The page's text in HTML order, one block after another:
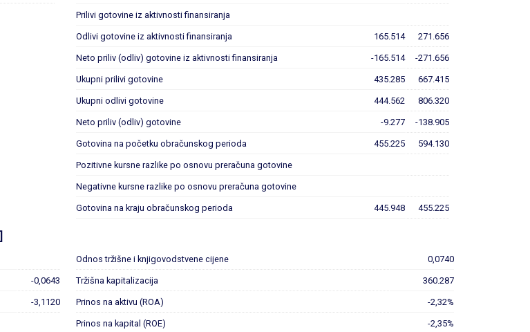
Prilivi gotovine iz aktivnosti finansiranja
Odlivi gotovine iz aktivnosti finansiranja 165.514 271.656
Neto priliv (odliv) gotovine iz aktivnosti finansiranja -165.514 -271.656
Ukupni prilivi gotovine 435.285 667.415
Ukupni odlivi gotovine 444.562 806.320
Neto priliv (odliv) gotovine -9.277 -138.905
Gotovina na početku obračunskog perioda 455.225 594.130
Pozitivne kursne razlike po osnovu preračuna gotovine
Negativne kursne razlike po osnovu preračuna gotovine
Gotovina na kraju obračunskog perioda 445.948 455.225
-0,0643
-3,1120
Odnos tržišne i knjigovodstvene cijene 0,0740
Tržišna kapitalizacija 360.287
Prinos na aktivu (ROA) -2,32%
Prinos na kapital (ROE) -2,35%